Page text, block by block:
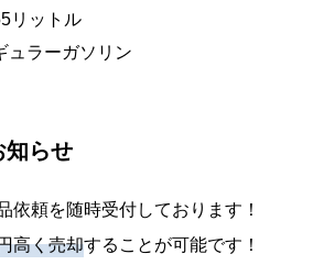
リットル
ュラーガソリン
知らせ
依頼を随時受付しております！
高く売却することが可能です！